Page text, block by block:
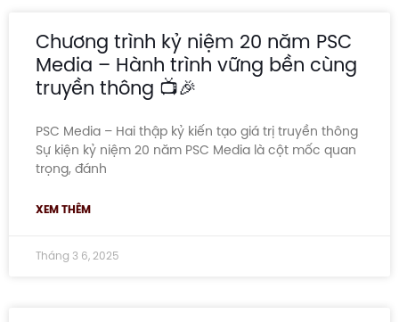
Chương trình kỷ niệm 20 năm PSC
Media – Hành trình vững bền cùng
truyền thông 📺🎉
PSC Media – Hai thập kỷ kiến tạo giá trị truyền thông
Sự kiện kỷ niệm 20 năm PSC Media là cột mốc quan
trọng, đánh
XEM THÊM
Tháng 3 6, 2025